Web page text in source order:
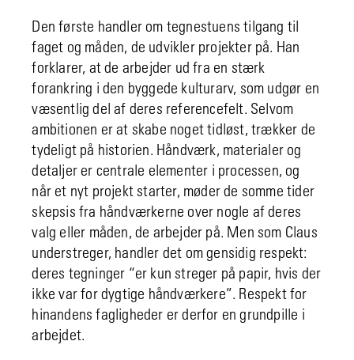
Den første handler om tegnestuens tilgang til
faget og måden, de udvikler projekter på. Han
forklarer, at de arbejder ud fra en stærk
forankring i den byggede kulturarv, som udgør en
væsentlig del af deres referencefelt. Selvom
ambitionen er at skabe noget tidløst, trækker de
tydeligt på historien. Håndværk, materialer og
detaljer er centrale elementer i processen, og
når et nyt projekt starter, møder de somme tider
skepsis fra håndværkerne over nogle af deres
valg eller måden, de arbejder på. Men som Claus
understreger, handler det om gensidig respekt:
deres tegninger “er kun streger på papir, hvis der
ikke var for dygtige håndværkere”. Respekt for
hinandens fagligheder er derfor en grundpille i
arbejdet.